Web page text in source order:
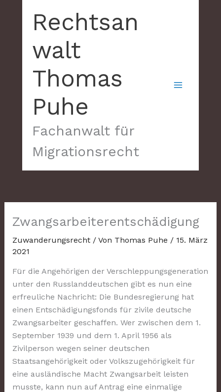
Rechtsan
walt
Thomas
Puhe
Fachanwalt für
Migrationsrecht
Zwangsarbeiterentschädigung
Zuwanderungsrecht/ Von Thomas Puhe / 15. März
2021
Für die Angehörigen der Verschleppungsgeneration
unter den Russlanddeutschen gibt es nun eine
erfreuliche Nachricht: Die Bundesregierung hat
einen Entschädigungsfonds für zivile deutsche
Zwangsarbeiter geschaffen. Wer zwischen dem 1.
September 1939 und dem 1. April 1956 als
Zivilperson wegen seiner deutschen
Staatsangehörigkeit oder Volkszugehörigkeit für
eine ausländische Macht Zwangsarbeit leisten
musste, kann nun auf Antrag eine einmalige